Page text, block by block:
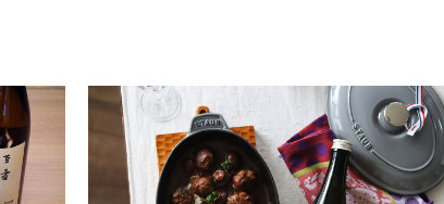
す。ぜ
。